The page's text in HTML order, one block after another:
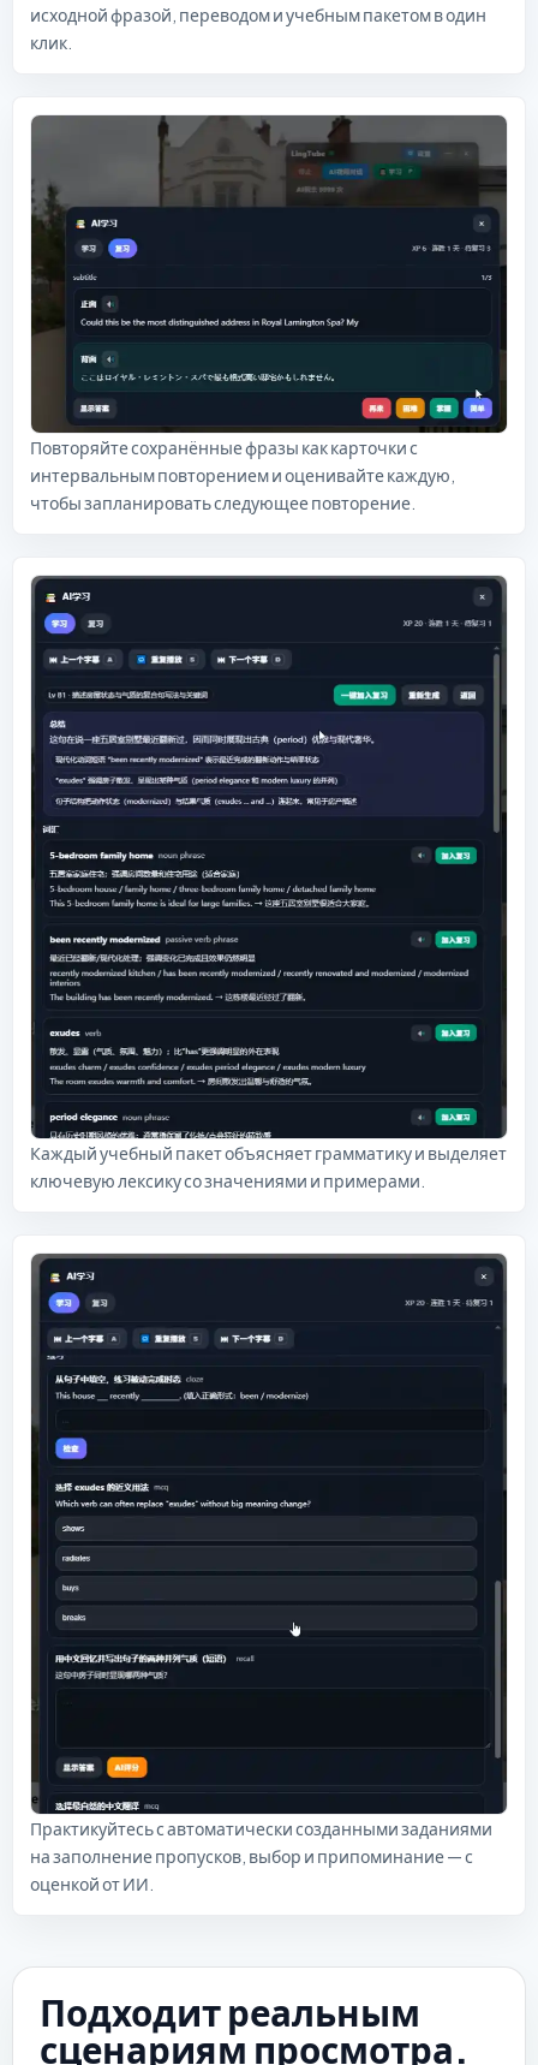
исходной фразой, переводом и учебным пакетом в один
клик.
Повторяйте сохранённые фразы как карточки с
интервальным повторением и оценивайте каждую,
чтобы запланировать следующее повторение.
Каждый учебный пакет объясняет грамматику и выделяет
ключевую лексику со значениями и примерами.
Практикуйтесь с автоматически созданными заданиями
на заполнение пропусков, выбор и припоминание — с
оценкой от ИИ.
Подходит реальным
сценариям просмотра.